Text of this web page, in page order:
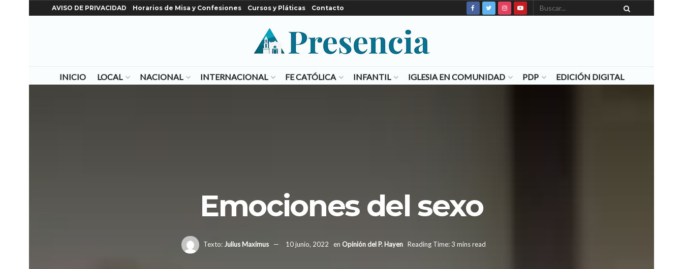
AVISO DE PRIVACIDAD Horarios de Misa y Confesiones Cursos y Pláticas Contacto
INICIO LOCAL NACIONAL INTERNACIONAL FE CATÓLICA INFANTIL IGLESIA EN COMUNIDAD PDP EDICIÓN DIGITAL
Emociones del sexo
Texto: Julius Maximus 10 junio, 2022 en Opinión del P. Hayen Reading Time: 3 mins read